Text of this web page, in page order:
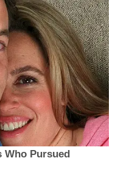
Pursued